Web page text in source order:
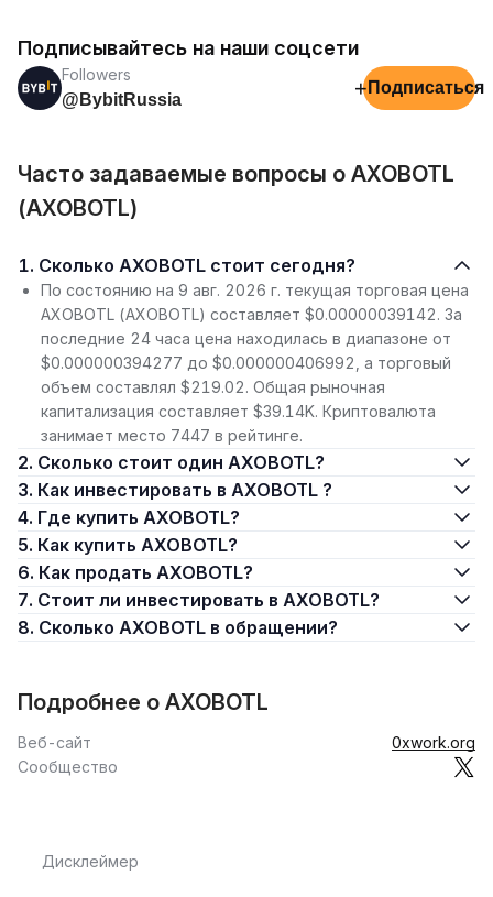
Подписывайтесь на наши соцсети
Followers
@BybitRussia
+ Подписаться
Часто задаваемые вопросы о AXOBOTL
(AXOBOTL)
1. Сколько AXOBOTL стоит сегодня?
По состоянию на 9 авг. 2026 г. текущая торговая цена
AXOBOTL (AXOBOTL) составляет $0.00000039142. За
последние 24 часа цена находилась в диапазоне от
$0.000000394277 до $0.000000406992, а торговый
объем составлял $219.02. Общая рыночная
капитализация составляет $39.14K. Криптовалюта
занимает место 7447 в рейтинге.
2. Сколько стоит один AXOBOTL?
3. Как инвестировать в AXOBOTL ?
4. Где купить AXOBOTL?
5. Как купить AXOBOTL?
6. Как продать AXOBOTL?
7. Стоит ли инвестировать в AXOBOTL?
8. Сколько AXOBOTL в обращении?
Подробнее о AXOBOTL
Веб-сайт
0xwork.org
Сообщество
Дисклеймер